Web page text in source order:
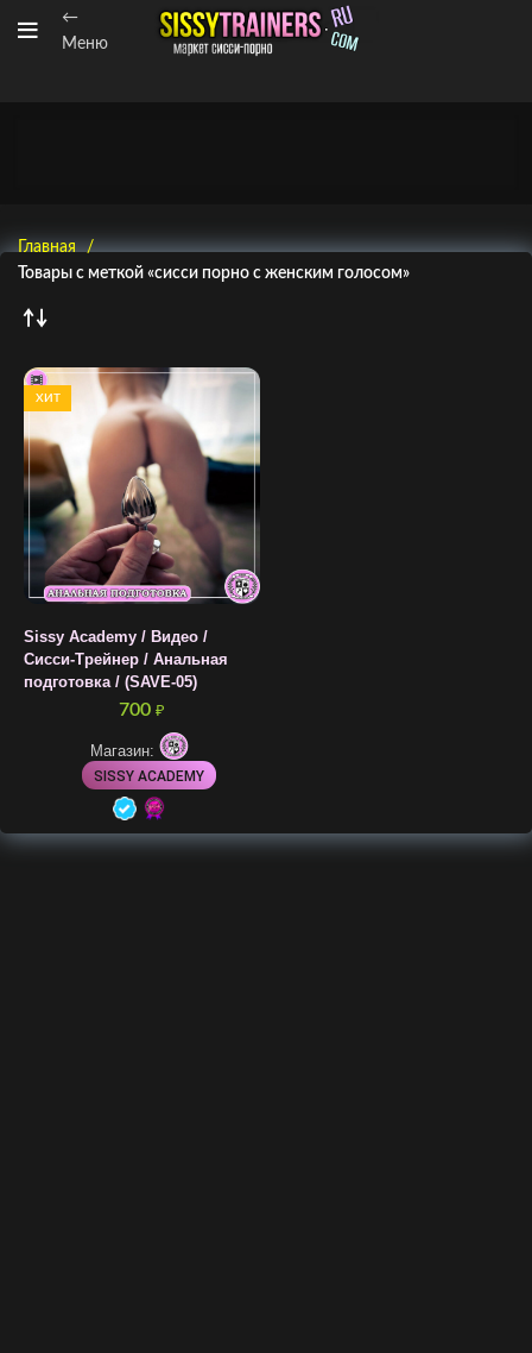
←
Меню
Главная
Товары с меткой «сисси порно с женским голосом»
ХИТ
Sissy Academy / Видео /
Сисси-Трейнер / Анальная
подготовка / (SAVE-05)
700 ₽
Магазин:
SISSY ACADEMY